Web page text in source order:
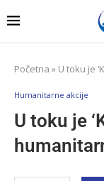
Početna » U toku je
Humanitarne akcije
U toku je